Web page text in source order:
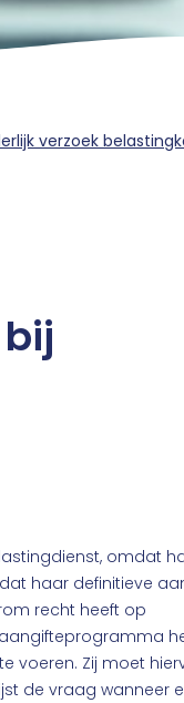
verzoek
omdat
haar definitieve
recht heeft op
voeren. Zij moet
de vraag wanneer